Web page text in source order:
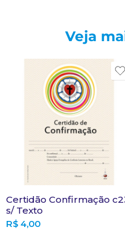
Veja
Certidão Confirmação
s/ Texto
R$ 4,00